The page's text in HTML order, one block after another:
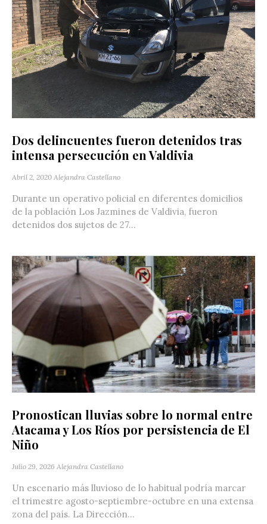
Dos delincuentes fueron detenidos tras
intensa persecución en Valdivia
Abril 2, 2020 Alejandra Castellano
Durante un operativo policial en diferentes domicilios
de la población Los Jazmines de Valdivia, fueron
detenidos dos sujetos de 27...
Pronostican lluvias sobre lo normal entre
Atacama y Los Ríos por persistencia de El
Niño
Julio 29, 2026 Alejandra Castellano
Un escenario más lluvioso de lo habitual podría marcar
el trimestre agosto-septiembre-octubre en una extensa
zona del país. La Dirección...